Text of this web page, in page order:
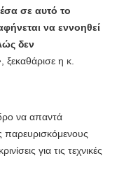
σε αυτό το
να εννοηθεί
δεν
, ξεκαθάρισε η κ.
να απαντά
για τις τεχνικές